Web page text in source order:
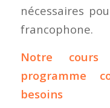
nécessaires
francophone.
Notre
programme
besoins